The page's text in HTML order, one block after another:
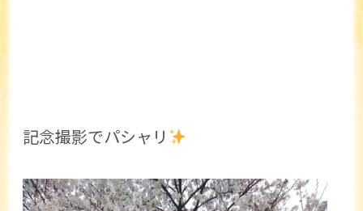
記念撮影でパシャリ